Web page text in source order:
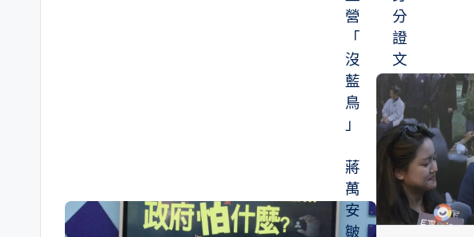
分
證
文
件
「
全
塗
黑
」
面
營
「
沒
藍
鳥
」
蔣
萬
安
皺